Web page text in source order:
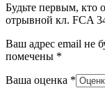
Будьте первым,
отрывной кл. FCA
Ваш адрес email не
помечены *
Ваша оценка *